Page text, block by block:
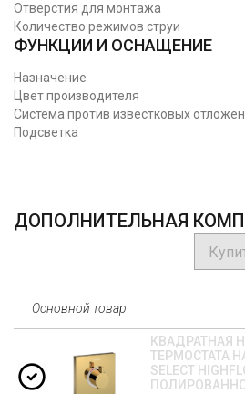
Отверстия для монтажа
Количество режимов струи
ФУНКЦИИ И ОСНАЩЕНИЕ
Назначение
Цвет производителя
Система против известковых
Подсветка
ДОПОЛНИТЕЛЬНАЯ
Основной товар
КВАДРАТНАЯ
ТЕРМОСТАТА
SELECT